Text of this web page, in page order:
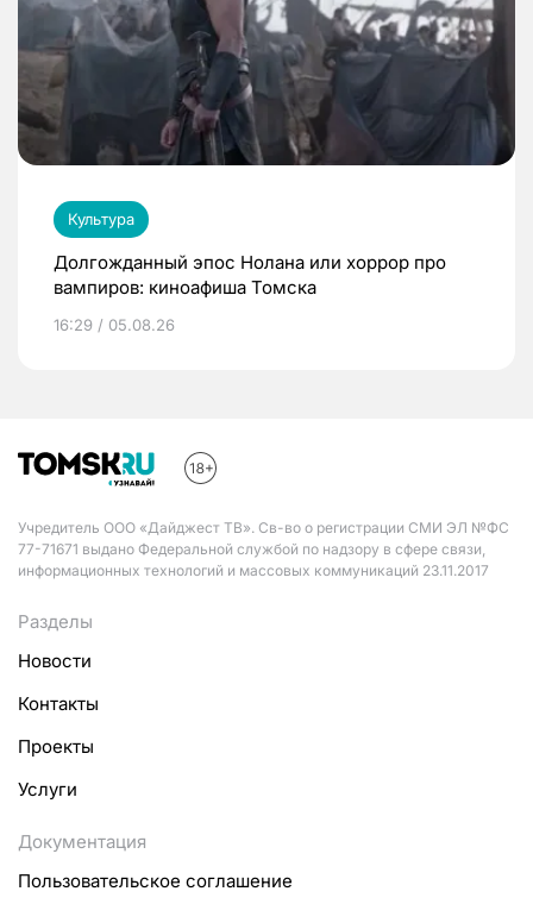
Культура
Долгожданный эпос Нолана или хоррор про
вампиров: киноафиша Томска
16:29 / 05.08.26
Учредитель ООО «Дайджест ТВ». Св-во о регистрации СМИ ЭЛ №ФС
77-71671 выдано Федеральной службой по надзору в сфере связи,
информационных технологий и массовых коммуникаций 23.11.2017
Разделы
Новости
Контакты
Проекты
Услуги
Документация
Пользовательское соглашение